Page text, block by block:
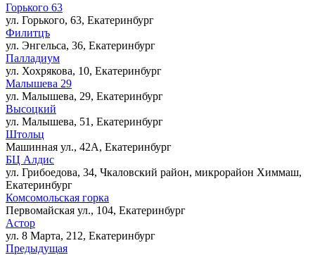
Горького 63
ул. Горького, 63, Екатеринбург
Филитцъ
ул. Энгельса, 36, Екатеринбург
Палладиум
ул. Хохрякова, 10, Екатеринбург
Малышева 29
ул. Малышева, 29, Екатеринбург
Высоцкий
ул. Малышева, 51, Екатеринбург
Штольц
Машинная ул., 42А, Екатеринбург
БЦ Алдис
ул. Грибоедова, 34, Чкаловский район, микрорайон Химмаш,
Екатеринбург
Комсомольская горка
Первомайская ул., 104, Екатеринбург
Астор
ул. 8 Марта, 212, Екатеринбург
Предыдущая